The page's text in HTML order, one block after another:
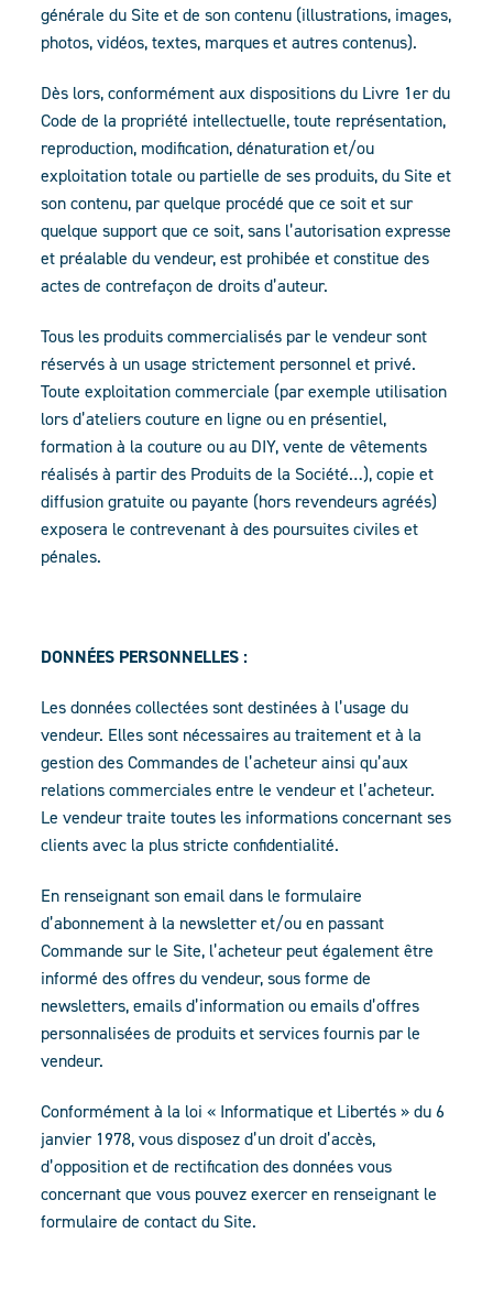
générale du Site et de son contenu (illustrations, images,
photos, vidéos, textes, marques et autres contenus).
Dès lors, conformément aux dispositions du Livre 1er du
Code de la propriété intellectuelle, toute représentation,
reproduction, modification, dénaturation et/ou
exploitation totale ou partielle de ses produits, du Site et
son contenu, par quelque procédé que ce soit et sur
quelque support que ce soit, sans l’autorisation expresse
et préalable du vendeur, est prohibée et constitue des
actes de contrefaçon de droits d’auteur.
Tous les produits commercialisés par le vendeur sont
réservés à un usage strictement personnel et privé.
Toute exploitation commerciale (par exemple utilisation
lors d’ateliers couture en ligne ou en présentiel,
formation à la couture ou au DIY, vente de vêtements
réalisés à partir des Produits de la Société…), copie et
diffusion gratuite ou payante (hors revendeurs agréés)
exposera le contrevenant à des poursuites civiles et
pénales.
DONNÉES PERSONNELLES :
Les données collectées sont destinées à l’usage du
vendeur. Elles sont nécessaires au traitement et à la
gestion des Commandes de l’acheteur ainsi qu’aux
relations commerciales entre le vendeur et l’acheteur.
Le vendeur traite toutes les informations concernant ses
clients avec la plus stricte confidentialité.
En renseignant son email dans le formulaire
d’abonnement à la newsletter et/ou en passant
Commande sur le Site, l’acheteur peut également être
informé des offres du vendeur, sous forme de
newsletters, emails d’information ou emails d’offres
personnalisées de produits et services fournis par le
vendeur.
Conformément à la loi « Informatique et Libertés » du 6
janvier 1978, vous disposez d’un droit d’accès,
d’opposition et de rectification des données vous
concernant que vous pouvez exercer en renseignant le
formulaire de contact du Site.